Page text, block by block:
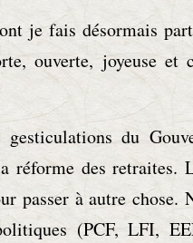
je fais désormais
ouverte, joyeuse et
du
réforme des retraites.
passer à autre chose.
(PCF, LFI,